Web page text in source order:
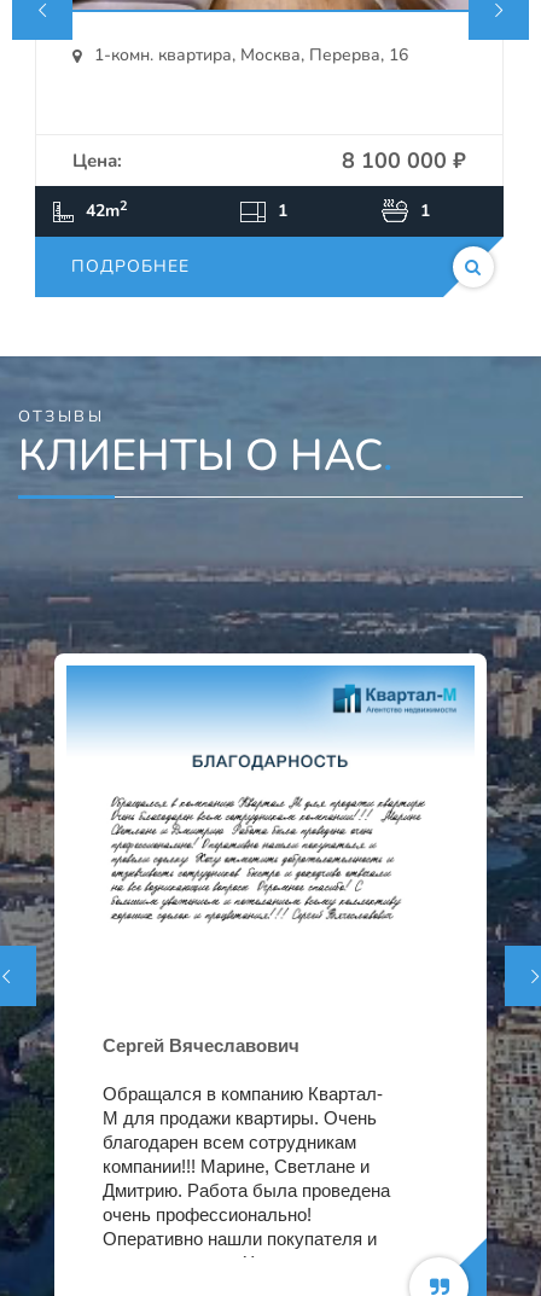


1-комн. квартира, Москва, Перерва, 16
Цена: 8 100 000 ₽
42m2 1 1
ПОДРОБНЕЕ
ПОДРОБНЕЕ
ОТЗЫВЫ
КЛИЕНТЫ О НАС.


Сергей Вячеславович
Обращался в компанию Квартал-
М для продажи квартиры. Очень
благодарен всем сотрудникам
компании!!! Марине, Светлане и
Дмитрию. Работа была проведена
очень профессионально!
Оперативно нашли покупателя и
провели сделку. Хочу отметить